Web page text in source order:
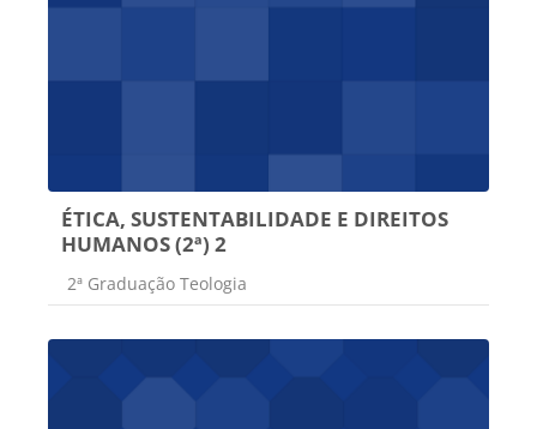
ÉTICA, SUSTENTABILIDADE E DIREITOS
HUMANOS (2ª) 2
Categoria do curso
2ª Graduação Teologia